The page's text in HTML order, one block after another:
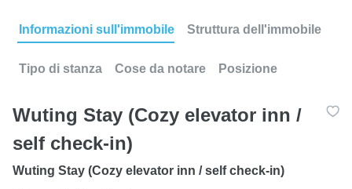
Informazioni sull'immobile Struttura dell'immobile
Tipo di stanza Cose da notare Posizione
Wuting Stay (Cozy elevator inn /
self check-in)
Wuting Stay (Cozy elevator inn / self check-in)